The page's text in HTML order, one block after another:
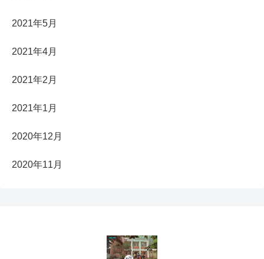
2021年5月
2021年4月
2021年2月
2021年1月
2020年12月
2020年11月